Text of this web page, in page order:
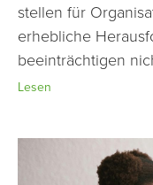
stellen für
erhebliche
beeinträchtigen
Lesen